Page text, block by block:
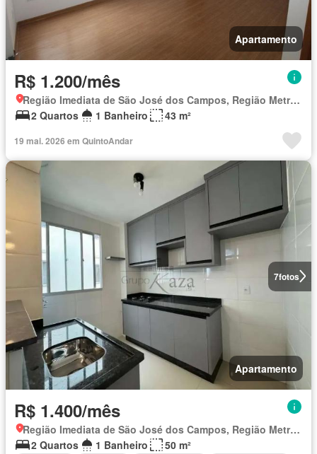
Apartamento
R$ 1.200/mês
Região Imediata de São José dos Campos, Região Metropolitana do Vale do Paraíba e Litoral Norte
2 Quartos
1 Banheiro 43 m²
19 mai. 2026 em QuintoAndar
7fotos
Apartamento
R$ 1.400/mês
Região Imediata de São José dos Campos, Região Metropolitana do Vale do Paraíba e Litoral Norte
2 Quartos
1 Banheiro
50 m²